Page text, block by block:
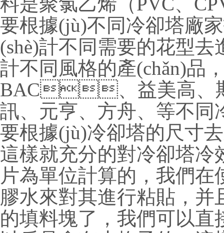
要根據(jù)不同冷卻塔廠
(shè)計不同需要的花型
計不同風格的產(chǎn)品
BAC、益美高、斯頻德
訊、元亨、方舟
要根據(jù)冷卻塔的尺寸去
這樣就充分的對冷卻塔冷
片為單位計算的，我
膠水來對其進行粘貼，并
的填料塊了，我們可以直